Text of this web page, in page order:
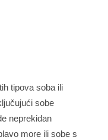
tipova soba ili
sobe
neprekidan
more ili sobe s